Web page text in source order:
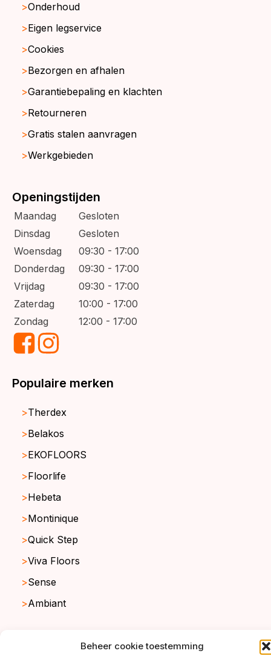
Beheer cookie toestemming
Onderhoud
Eigen legservice
Cookies
Bezorgen en afhalen
Garantiebepaling en klachten
Retourneren
Gratis stalen aanvragen
Werkgebieden
Openingstijden
Maandag
Gesloten
Dinsdag
Gesloten
Woensdag
09:30 - 17:00
Donderdag
09:30 - 17:00
Vrijdag
09:30 - 17:00
Zaterdag
10:00 - 17:00
Zondag
12:00 - 17:00
Populaire merken
Therdex
Belakos
EKOFLOORS
Floorlife
Hebeta
Montinique
Quick Step
Viva Floors
Sense
Ambiant